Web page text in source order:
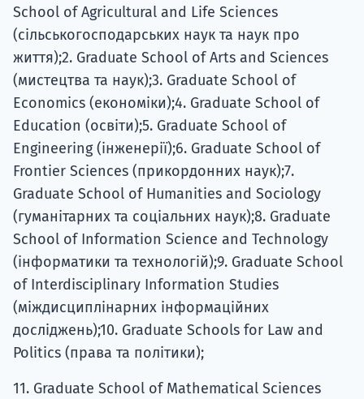
School of Agricultural and Life Sciences
(сільськогосподарських наук та наук про
життя);2. Graduate School of Arts and Sciences
(мистецтва та наук);3. Graduate School of
Economics (економіки);4. Graduate School of
Education (освіти);5. Graduate School of
Engineering (інженерії);6. Graduate School of
Frontier Sciences (прикордонних наук);7.
Graduate School of Humanities and Sociology
(гуманітарних та соціальних наук);8. Graduate
School of Information Science and Technology
(інформатики та технологій);9. Graduate School
of Interdisciplinary Information Studies
(міждисциплінарних інформаційних
досліджень);10. Graduate Schools for Law and
Politics (права та політики);
11. Graduate School of Mathematical Sciences